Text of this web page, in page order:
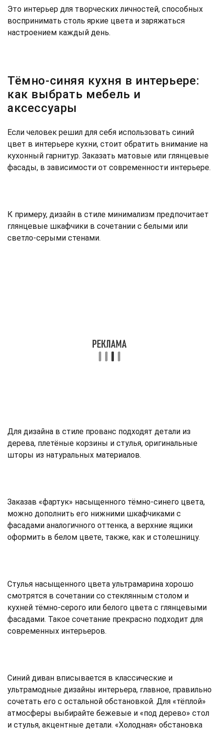
Это интерьер для творческих личностей, способных
воспринимать столь яркие цвета и заряжаться
настроением каждый день.
Тёмно-синяя кухня в интерьере:
как выбрать мебель и
аксессуары
Если человек решил для себя использовать синий
цвет в интерьере кухни, стоит обратить внимание на
кухонный гарнитур. Заказать матовые или глянцевые
фасады, в зависимости от современности интерьере.
К примеру, дизайн в стиле минимализм предпочитает
глянцевые шкафчики в сочетании с белыми или
светло-серыми стенами.
Для дизайна в стиле прованс подходят детали из
дерева, плетёные корзины и стулья, оригинальные
шторы из натуральных материалов.
Заказав «фартук» насыщенного тёмно-синего цвета,
можно дополнить его нижними шкафчиками с
фасадами аналогичного оттенка, а верхние ящики
оформить в белом цвете, также, как и столешницу.
Стулья насыщенного цвета ультрамарина хорошо
смотрятся в сочетании со стеклянным столом и
кухней тёмно-серого или белого цвета с глянцевыми
фасадами. Такое сочетание прекрасно подходит для
современных интерьеров.
Синий диван вписывается в классические и
ультрамодные дизайны интерьера, главное, правильно
сочетать его с остальной обстановкой. Для «тёплой»
атмосферы выбирайте бежевые и «под дерево» стол
и стулья, акцентные детали. «Холодная» обстановка